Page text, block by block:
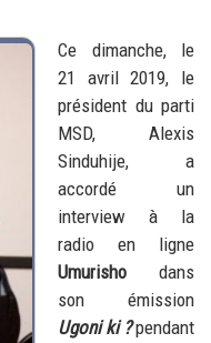
Ce dimanche, le
21 avril 2019, le
président du parti
MSD, Alexis
Sinduhije, a
accordé un
interview à la
radio en ligne
Umurisho dans
son émission
Ugoni ki?pendant